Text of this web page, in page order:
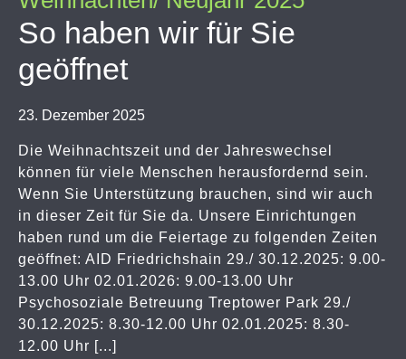
So haben wir für Sie
geöffnet
23. Dezember 2025
Die Weihnachtszeit und der Jahreswechsel
können für viele Menschen herausfordernd sein.
Wenn Sie Unterstützung brauchen, sind wir auch
in dieser Zeit für Sie da. Unsere Einrichtungen
haben rund um die Feiertage zu folgenden Zeiten
geöffnet: AID Friedrichshain 29./ 30.12.2025: 9.00-
13.00 Uhr 02.01.2026: 9.00-13.00 Uhr
Psychosoziale Betreuung Treptower Park 29./
30.12.2025: 8.30-12.00 Uhr 02.01.2025: 8.30-
12.00 Uhr [...]